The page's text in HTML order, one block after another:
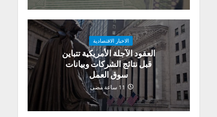
الاخبار الاقتصادية
العقود الآجلة الأمريكية تتباين
قبل نتائج الشركات وبيانات
سوق العمل
11 ساعة مضى